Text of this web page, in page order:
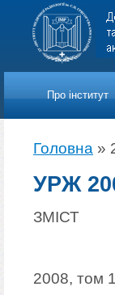
Про iнститут
Головна »
УРЖ
ЗМІСТ
2008, том